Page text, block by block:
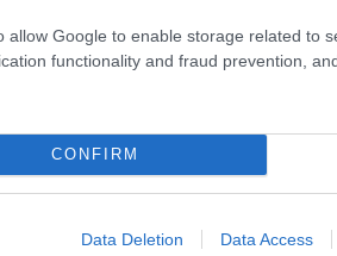
allow Google to enable storage related to
functionality and fraud prevention,
CONFIRM
Data Deletion Data Access